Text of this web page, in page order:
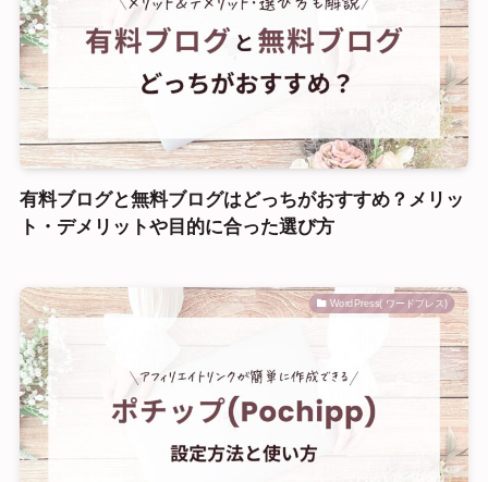
有料ブログと無料ブログはどっちがおすすめ？メリッ
ト・デメリットや目的に合った選び方
WordPress( ワードプレス)